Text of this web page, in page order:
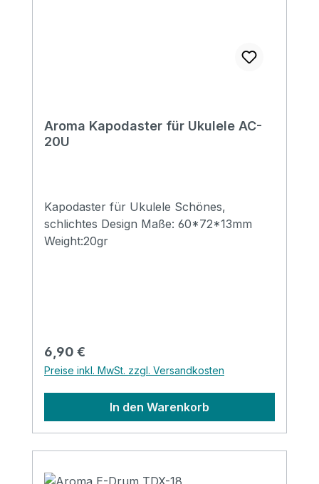
Aroma Kapodaster für Ukulele AC-
20U
Kapodaster für Ukulele Schönes,
schlichtes Design Maße: 60*72*13mm
Weight:20gr
Regulärer Preis:
6,90 €
Preise inkl. MwSt. zzgl. Versandkosten
In den Warenkorb